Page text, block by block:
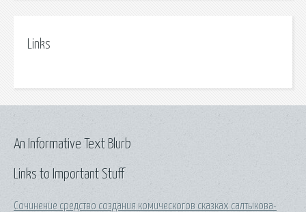
Links
Links to Important Stuff
Сочинение средство создания комическогов сказках салтыкова-
An Informative Text Blurb